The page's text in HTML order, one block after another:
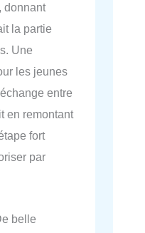
donnant
la partie
Une
les jeunes
entre
en remontant
fort
par
belle